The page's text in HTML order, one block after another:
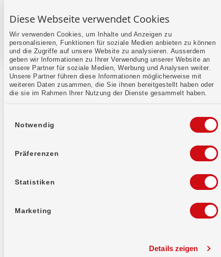
Diese Webseite verwendet Cookies
Wir verwenden Cookies, um Inhalte und Anzeigen zu
personalisieren, Funktionen für soziale Medien anbieten zu können
und die Zugriffe auf unsere Website zu analysieren. Ausserdem
geben wir Informationen zu Ihrer Verwendung unserer Website an
unsere Partner für soziale Medien, Werbung und Analysen weiter.
Unsere Partner führen diese Informationen möglicherweise mit
weiteren Daten zusammen, die Sie ihnen bereitgestellt haben oder
die sie im Rahmen Ihrer Nutzung der Dienste gesammelt haben.
Notwendig
Präferenzen
Statistiken
Marketing
Details zeigen
WIR Bank Genossenschaft
4002 Basel
SWIFT-Code / BIC